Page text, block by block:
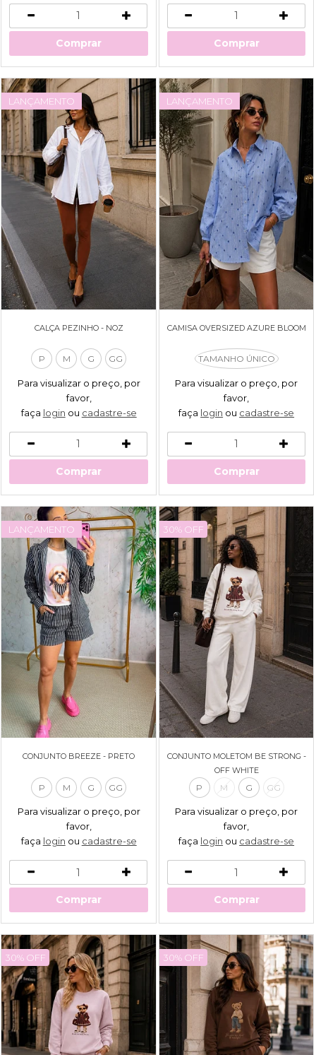
Comprar Comprar
LANÇAMENTO
CALÇA PEZINHO - NOZ
P M G GG
Para visualizar o preço, por
favor,
faça login ou cadastre-se
Comprar
LANÇAMENTO
CAMISA OVERSIZED AZURE BLOOM
TAMANHO ÚNICO
Para visualizar o preço, por
favor,
faça login ou cadastre-se
Comprar
LANÇAMENTO
CONJUNTO BREEZE - PRETO
P M G GG
Para visualizar o preço, por
favor,
faça login ou cadastre-se
Comprar
30% OFF
CONJUNTO MOLETOM BE STRONG -
OFF WHITE
P M G GG
Para visualizar o preço, por
favor,
faça login ou cadastre-se
Comprar
30% OFF 30% OFF